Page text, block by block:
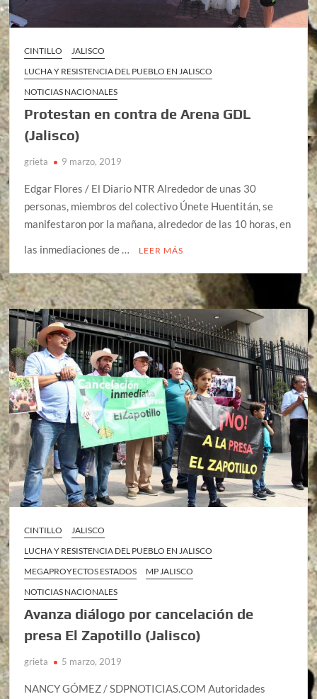
CINTILLO
JALISCO
LUCHA Y RESISTENCIA DEL PUEBLO EN JALISCO
NOTICIAS NACIONALES
Protestan en contra de Arena GDL
(Jalisco)
grieta 9 marzo, 2019
Edgar Flores / El Diario NTR Alrededor de unas 30
personas, miembros del colectivo Únete Huentitán, se
manifestaron por la mañana, alrededor de las 10 horas, en
las inmediaciones de …
LEER MÁS
CINTILLO
JALISCO
LUCHA Y RESISTENCIA DEL PUEBLO EN JALISCO
MEGAPROYECTOS ESTADOS
MP JALISCO
NOTICIAS NACIONALES
Avanza diálogo por cancelación de
presa El Zapotillo (Jalisco)
grieta 5 marzo, 2019
NANCY GÓMEZ / SDPNOTICIAS.COM Autoridades